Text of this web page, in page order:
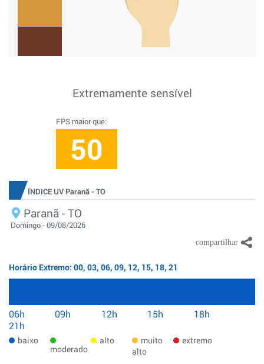
Extremamente sensível
FPS maior que:
50
ÍNDICE UV Paranã - TO
Paranã - TO
Domingo - 09/08/2026
Horário Extremo: 00, 03, 06, 09, 12, 15, 18, 21
06h 09h 12h 15h
18h
21h
baixo
moderado
alto
muito
alto
extremo